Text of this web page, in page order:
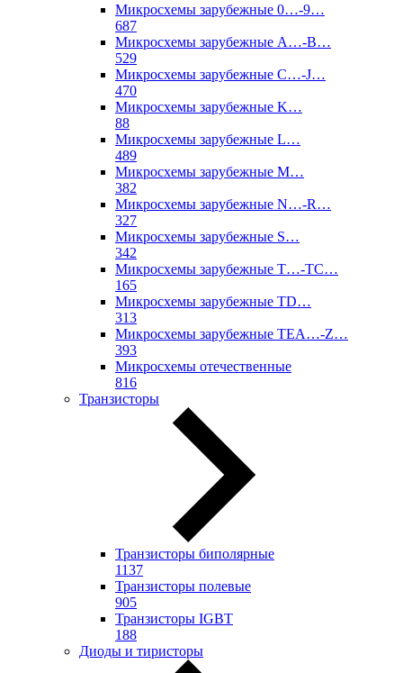
Микросхемы зарубежные 0…-9…
687
Микросхемы зарубежные A…-B…
529
Микросхемы зарубежные C…-J…
470
Микросхемы зарубежные K…
88
Микросхемы зарубежные L…
489
Микросхемы зарубежные M…
382
Микросхемы зарубежные N…-R…
327
Микросхемы зарубежные S…
342
Микросхемы зарубежные T…-TC…
165
Микросхемы зарубежные TD…
313
Микросхемы зарубежные TEA…-Z…
393
Микросхемы отечественные
816
Транзисторы
Транзисторы биполярные
1137
Транзисторы полевые
905
Транзисторы IGBT
188
Диоды и тиристоры